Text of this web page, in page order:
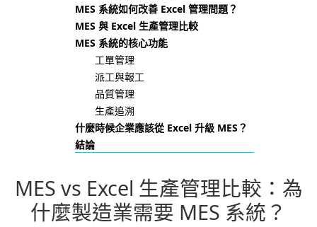
MES vs Excel 生產管理比較：為
什麼製造業需要 MES 系統？
MES 系統如何改善 Excel 管理問題？
MES 與 Excel 生產管理比較
MES 系統的核心功能
工單管理
派工與報工
品質管理
生產追溯
什麼時候企業應該從 Excel 升級 MES？
結論